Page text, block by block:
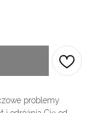
problemy